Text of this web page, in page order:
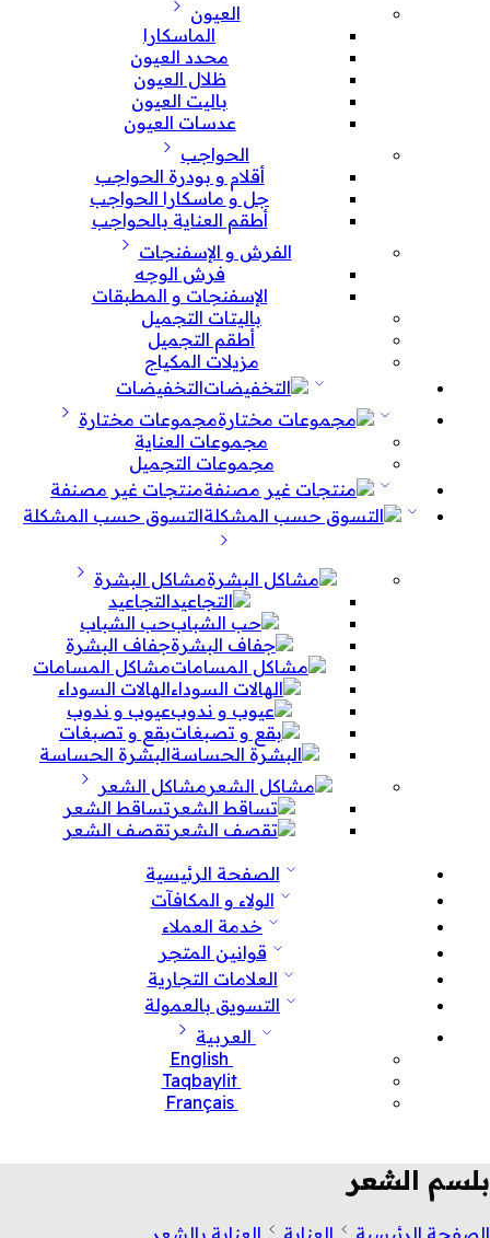
العيون
الماسكارا
محدد العيون
ظلال العيون
باليت العيون
عدسات العيون
الحواجب
أقلام و بودرة الحواجب
جل و ماسكارا الحواجب
أطقم العناية بالحواجب
الفرش و الإسفنجات
فرش الوجه
الإسفنجات و المطبقات
باليتات التجميل
أطقم التجميل
مزيلات المكياج
التخفيضات
مجموعات مختارة
مجموعات العناية
مجموعات التجميل
منتجات غير مصنفة
التسوق حسب المشكلة
مشاكل البشرة
التجاعيد
حب الشباب
جفاف البشرة
مشاكل المسامات
الهالات السوداء
عيوب و ندوب
بقع و تصبغات
البشرة الحساسة
مشاكل الشعر
تساقط الشعر
تقصف الشعر
الصفحة الرئيسية
الولاء و المكافآت
خدمة العملاء
قوانين المتجر
العلامات التجارية
التسويق بالعمولة
العربية
English
Taqbaylit
Français
بلسم الشعر
الصفحة الرئيسية العناية العناية بالشعر